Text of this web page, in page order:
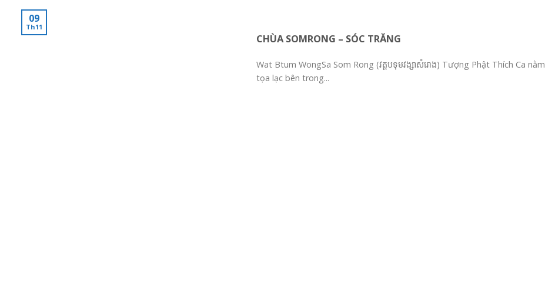
CHÙA SOMRONG – SÓC TRĂNG
Wat Btum WongSa Som Rong (វត្តបទុមវង្សាសំរោង) Tượng Phật Thích Ca nằm
tọa lạc bên trong...
09
Th11